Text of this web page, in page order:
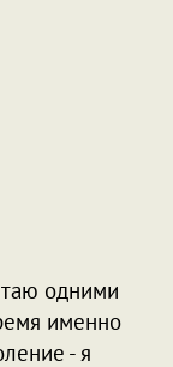
одними
именно
- я